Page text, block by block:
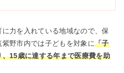
力を入れている地域なので、保
野市内では子どもを対象に「子
、15歳に達する年まで医療費を助